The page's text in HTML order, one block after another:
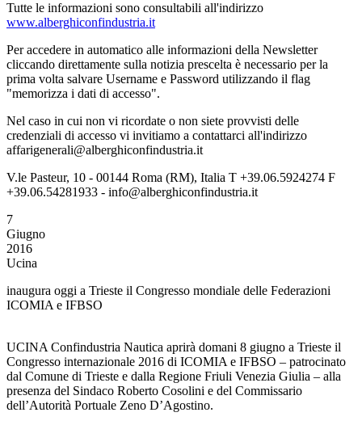
Tutte le informazioni sono consultabili all'indirizzo
www.alberghiconfindustria.it
Per accedere in automatico alle informazioni della Newsletter
cliccando direttamente sulla notizia prescelta è necessario per la
prima volta salvare Username e Password utilizzando il flag
"memorizza i dati di accesso".
Nel caso in cui non vi ricordate o non siete provvisti delle
credenziali di accesso vi invitiamo a contattarci all'indirizzo
affarigenerali@alberghiconfindustria.it
V.le Pasteur, 10 - 00144 Roma (RM), Italia T +39.06.5924274 F
+39.06.54281933 - info@alberghiconfindustria.it
7
Giugno
2016
Ucina
inaugura oggi a Trieste il Congresso mondiale delle Federazioni
ICOMIA e IFBSO
UCINA Confindustria Nautica aprirà domani 8 giugno a Trieste il
Congresso internazionale 2016 di ICOMIA e IFBSO – patrocinato
dal Comune di Trieste e dalla Regione Friuli Venezia Giulia – alla
presenza del Sindaco Roberto Cosolini e del Commissario
dell’Autorità Portuale Zeno D’Agostino.